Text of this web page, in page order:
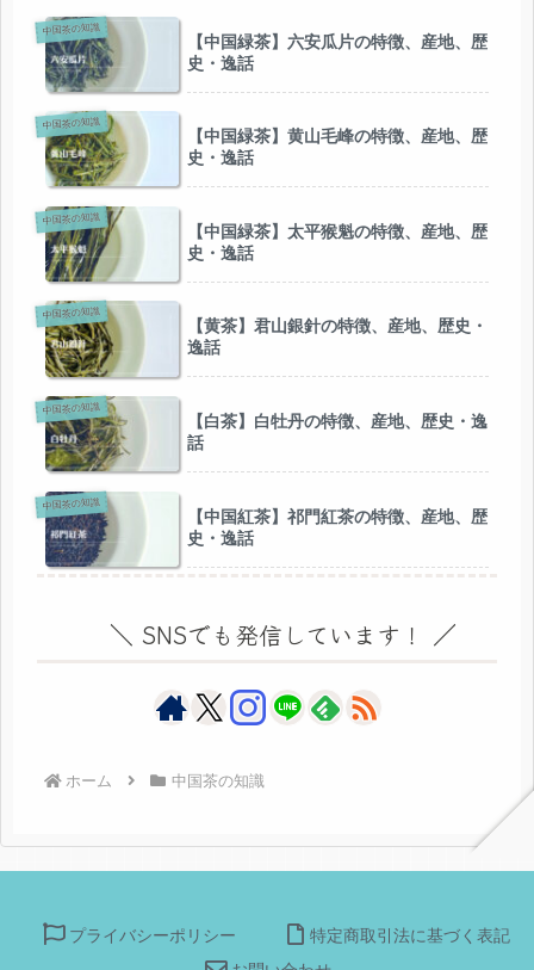
中国茶の知識
【中国緑茶】六安瓜片の特徴、産地、歴
史・逸話
中国茶の知識
【中国緑茶】黄山毛峰の特徴、産地、歴
史・逸話
中国茶の知識
【中国緑茶】太平猴魁の特徴、産地、歴
史・逸話
中国茶の知識
【黄茶】君山銀針の特徴、産地、歴史・
逸話
中国茶の知識
【白茶】白牡丹の特徴、産地、歴史・逸
話
中国茶の知識
【中国紅茶】祁門紅茶の特徴、産地、歴
史・逸話
＼ SNSでも発信しています！ ／
ホーム 中国茶の知識
プライバシーポリシー
特定商取引法に基づく表記